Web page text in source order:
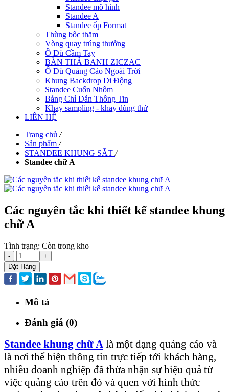
Standee mô hình
Standee A
Standee ốp Format
Thùng bốc thăm
Vòng quay trúng thưởng
Ô Dù Cầm Tay
BÀN THẢ BANH ZICZAC
Ô Dù Quảng Cáo Ngoài Trời
Khung Backdrop Di Động
Standee Cuốn Nhôm
Bảng Chỉ Dẫn Thông Tin
Khay sampling - khay dùng thử
LIÊN HỆ
Trang chủ /
Sản phẩm /
STANDEE KHUNG SẮT /
Standee chữ A
Các nguyên tắc khi thiết kế standee khung
chữ A
Tình trạng: Còn trong kho
-
+
Đặt Hàng
Mô tả
Đánh giá (0)
Standee khung chữ A là một dạng quảng cáo và
là nơi thể hiện thông tin trực tiếp tới khách hàng,
nhiều doanh nghiệp đã thừa nhận sự hiệu quả từ
việc quảng cáo trên đó và quen với hình thức